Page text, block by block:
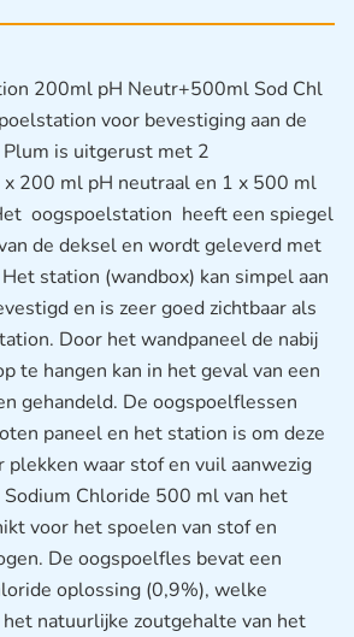
200ml pH Neutr+500ml Sod Chl
voor bevestiging aan de
is uitgerust met 2
200 ml pH neutraal en 1 x 500 ml
oogspoelstation heeft een spiegel
de deksel en wordt geleverd met
station (wandbox) kan simpel aan
en is zeer goed zichtbaar als
Door het wandpaneel de nabij
te hangen kan in het geval van een
gehandeld. De oogspoelflessen
paneel en het station is om deze
plekken waar stof en vuil aanwezig
Sodium Chloride 500 ml van het
voor het spoelen van stof en
De oogspoelfles bevat een
oplossing (0,9%), welke
natuurlijke zoutgehalte van het